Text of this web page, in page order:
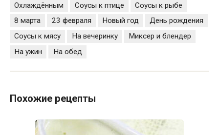
Охлаждённым Соусы к птице
Соусы к рыбе
8 марта
23 февраля Новый год
День рождения
Соусы к мясу
На вечеринку
Миксер и блендер
На ужин
На обед
Похожие рецепты